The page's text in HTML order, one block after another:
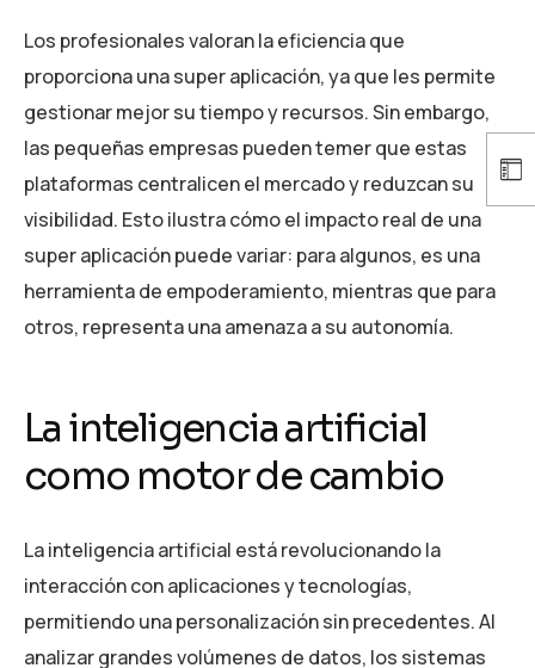
Los profesionales valoran la eficiencia que
proporciona una super aplicación, ya que les permite
gestionar mejor su tiempo y recursos. Sin embargo,
las pequeñas empresas pueden temer que estas
plataformas centralicen el mercado y reduzcan su
visibilidad. Esto ilustra cómo el impacto real de una
super aplicación puede variar: para algunos, es una
herramienta de empoderamiento, mientras que para
otros, representa una amenaza a su autonomía.
La inteligencia artificial
como motor de cambio
La inteligencia artificial está revolucionando la
interacción con aplicaciones y tecnologías,
permitiendo una personalización sin precedentes. Al
analizar grandes volúmenes de datos, los sistemas